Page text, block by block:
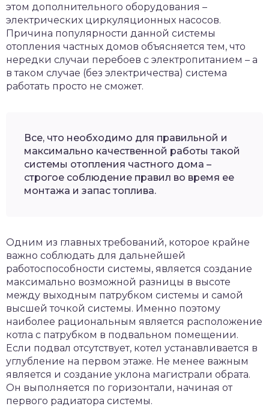
этом дополнительного оборудования –
электрических циркуляционных насосов.
Причина популярности данной системы
отопления частных домов объясняется тем, что
нередки случаи перебоев с электропитанием – а
в таком случае (без электричества) система
работать просто не сможет.
Все, что необходимо для правильной и
максимально качественной работы такой
системы отопления частного дома –
строгое соблюдение правил во время ее
монтажа и запас топлива.
Одним из главных требований, которое крайне
важно соблюдать для дальнейшей
работоспособности системы, является создание
максимально возможной разницы в высоте
между выходным патрубком системы и самой
высшей точкой системы. Именно поэтому
наиболее рациональным является расположение
котла с патрубком в подвальном помещении.
Если подвал отсутствует, котел устанавливается в
углубление на первом этаже. Не менее важным
является и создание уклона магистрали обрата.
Он выполняется по горизонтали, начиная от
первого радиатора системы.